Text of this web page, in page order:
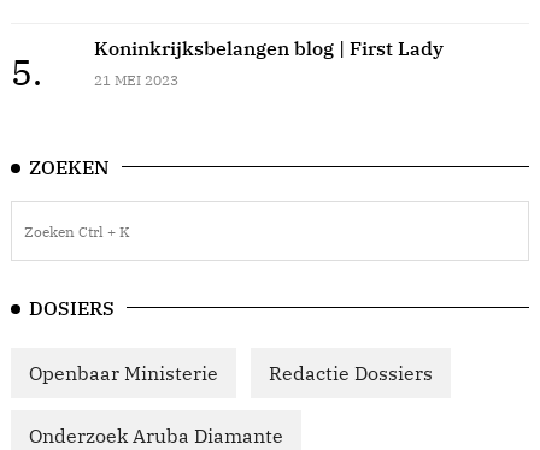
5.
Koninkrijksbelangen blog | First Lady
21 MEI 2023
ZOEKEN
DOSIERS
Openbaar Ministerie Redactie Dossiers
Onderzoek Aruba Diamante